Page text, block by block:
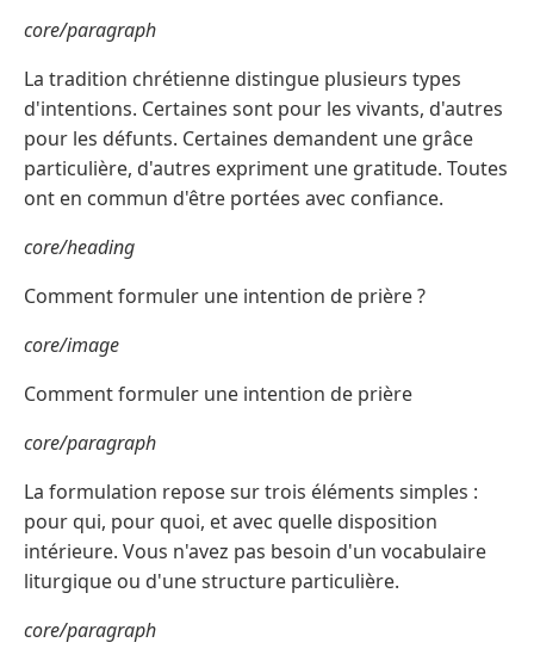
core/paragraph
La tradition chrétienne distingue plusieurs types
d'intentions. Certaines sont pour les vivants, d'autres
pour les défunts. Certaines demandent une grâce
particulière, d'autres expriment une gratitude. Toutes
ont en commun d'être portées avec confiance.
core/heading
Comment formuler une intention de prière ?
core/image
Comment formuler une intention de prière
core/paragraph
La formulation repose sur trois éléments simples :
pour qui, pour quoi, et avec quelle disposition
intérieure. Vous n'avez pas besoin d'un vocabulaire
liturgique ou d'une structure particulière.
core/paragraph